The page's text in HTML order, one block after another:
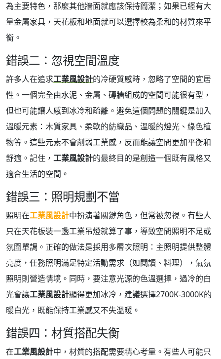
為主要特色，那麼其他牆面就應該保持簡潔；如果已經有大
量金屬家具，天花板和地面就可以選擇較為柔和的材質來平
衡。
錯誤二：忽視空間溫度
許多人在追求工業風設計的冷硬質感時，忽略了空間的宜居
性。一個完全由水泥、金屬、磚牆組成的空間可能很有型，
但也可能讓人感到冰冷和疏離。避免這個問題的關鍵是加入
溫暖元素：木質家具、柔軟的紡織品、溫暖的燈光、綠色植
物等。這些元素不會削弱工業感，反而能讓空間更加平衡和
舒適。記住， 工業風設計的最終目的是創造一個既有風格又
適合生活的空間。
錯誤三：照明規劃不當
照明在工業風設計中扮演著關鍵角色，但常被忽視。有些人
只在天花板裝一盞工業吊燈就算了事，導致空間照明不足或
氛圍單調。正確的做法是採用多層次照明：主照明提供整體
亮度，任務照明滿足特定活動需求（如閱讀、料理），氣氛
照明則營造情境。同時，要注意光源的色溫選擇，過冷的白
光會讓工業風設計顯得更加冰冷，建議選擇2700K-3000K的
暖白光，既能保持工業感又不失溫暖。
錯誤四：材質搭配失衡
在工業風設計中，材質的搭配需要精心考量。有些人可能只